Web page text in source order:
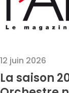
12 juin 2026
La saison